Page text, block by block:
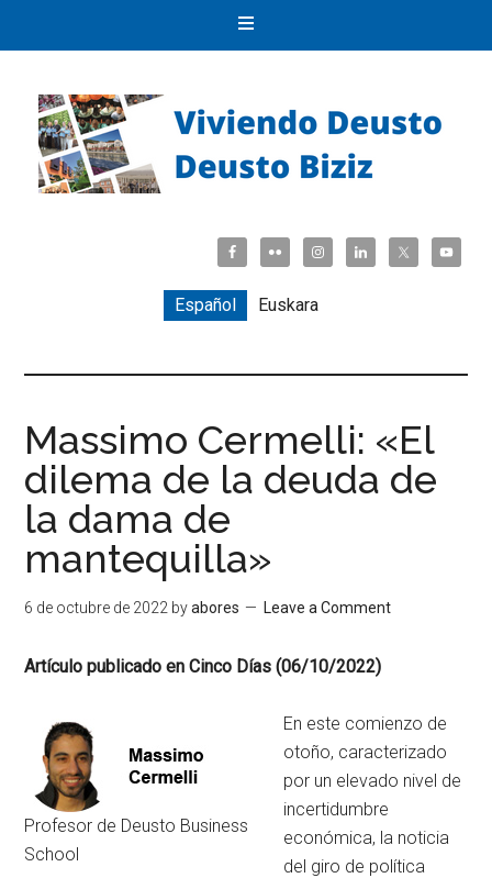
Español Euskara
Massimo Cermelli: «El
dilema de la deuda de
la dama de
mantequilla»
6 de octubre de 2022 byabores Leave a Comment
Artículo publicado en Cinco Días (06/10/2022)
Profesor de Deusto Business
School
En este comienzo de
otoño, caracterizado
por un elevado nivel de
incertidumbre
económica, la noticia
del giro de política